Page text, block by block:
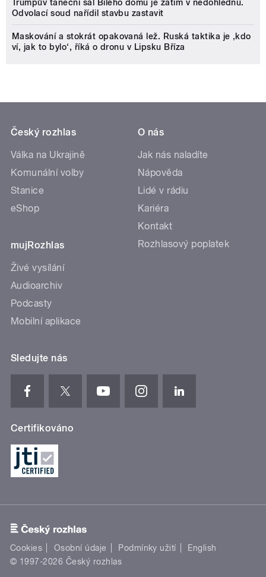
Trumpův taneční sál Bílého domu je zatím v nedohlednu.
Odvolací soud nařídil stavbu zastavit
Maskování a stokrát opakovaná lež. Ruská taktika je ‚kdo
ví, jak to bylo‘, říká o dronu v Lipsku Bříza
Český rozhlas
Válka na Ukrajině
Komunální volby
Stanice
eShop
mujRozhlas
Živé vysílání
Audioarchiv
Podcasty
Mobilní aplikace
O nás
Jak nás naladíte
Nápověda
Lidé v rádiu
Kariéra
Kontakt
Rozhlasový poplatek
Sledujte nás
Certifikováno
Cookies Osobní údaje Podmínky užití
English
© 1997-2026 Český rozhlas